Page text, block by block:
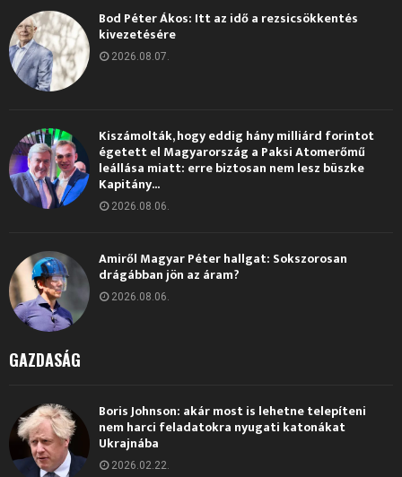
Bod Péter Ákos: Itt az idő a rezsicsökkentés
kivezetésére
2026.08.07.
Kiszámolták, hogy eddig hány milliárd forintot
égetett el Magyarország a Paksi Atomerőmű
leállása miatt: erre biztosan nem lesz büszke
Kapitány...
2026.08.06.
Amiről Magyar Péter hallgat: Sokszorosan
drágábban jön az áram?
2026.08.06.
GAZDASÁG
Boris Johnson: akár most is lehetne telepíteni
nem harci feladatokra nyugati katonákat
Ukrajnába
2026.02.22.